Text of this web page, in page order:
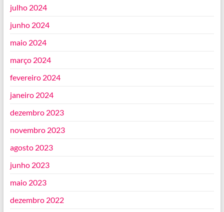
julho 2024
junho 2024
maio 2024
março 2024
fevereiro 2024
janeiro 2024
dezembro 2023
novembro 2023
agosto 2023
junho 2023
maio 2023
dezembro 2022